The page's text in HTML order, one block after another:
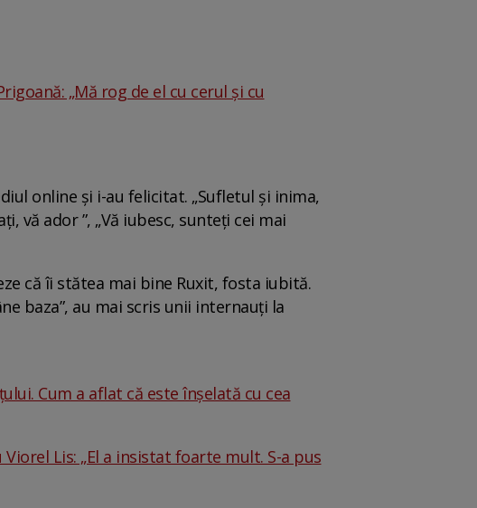
„Mă rog de el cu cerul și cu
online și i-au felicitat. „Sufletul și inima,
vă ador ”, „Vă iubesc, sunteți cei mai
că îi stătea mai bine Ruxit, fosta iubită.
baza”, au mai scris unii internauți la
Cum a aflat că este înșelată cu cea
Lis: „El a insistat foarte mult. S-a pus